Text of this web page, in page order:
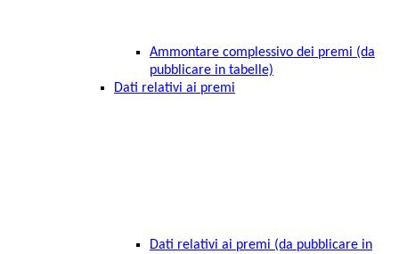
Ammontare complessivo dei premi (da
pubblicare in tabelle)
Dati relativi ai premi
Dati relativi ai premi (da pubblicare in